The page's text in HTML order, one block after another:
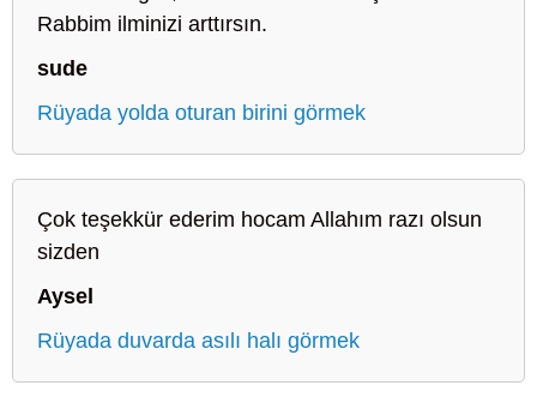
Rabbim ilminizi arttırsın.
sude
Rüyada yolda oturan birini görmek
Çok teşekkür ederim hocam Allahım razı olsun
sizden
Aysel
Rüyada duvarda asılı halı görmek